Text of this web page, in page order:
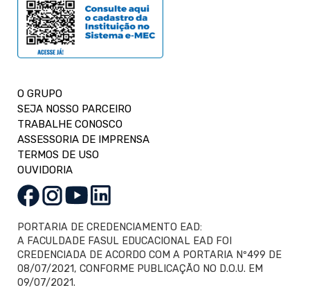
O GRUPO
SEJA NOSSO PARCEIRO
TRABALHE CONOSCO
ASSESSORIA DE IMPRENSA
TERMOS DE USO
OUVIDORIA
PORTARIA DE CREDENCIAMENTO EAD:
A FACULDADE FASUL EDUCACIONAL EAD FOI
CREDENCIADA DE ACORDO COM A PORTARIA Nº499 DE
08/07/2021, CONFORME PUBLICAÇÃO NO D.O.U. EM
09/07/2021.